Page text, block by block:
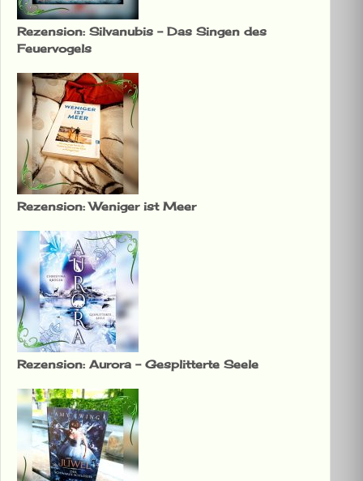
Rezension: Silvanubis – Das Singen des
Feuervogels
Rezension: Weniger ist Meer
Rezension: Aurora – Gesplitterte Seele